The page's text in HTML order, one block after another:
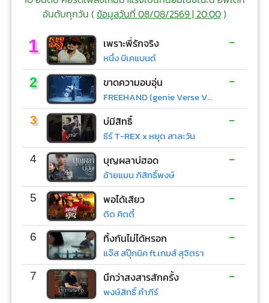
อันดับทุกวัน (ข้อมูลวันที่ 08/08/2569 | 20:00)
1 เพราะพี่รักจริง
หนึ่ง บีเคแบนด์
-
2 ขาดความอบอุ่น
FREEHAND (genie Verse Vol.1)
-
3 บ่มีสิทธิ์
ธีร์ T-REX x หยุด สาละวัน
-
4 บุญผลาบ่ฮอด
อ้ายแมน ภิสิทธิ์พงษ์
-
5 พอได้เสียว
ดิด คิตตี้
-
6 ทิ้งกันไม่ได้หรอก
แจ๊ส สปุ๊กนิค ft.เกมส์ สุจิตรา
-
7 นึกว่าสงสารสักครั้ง
พงษ์สิทธิ์ คำภีร์
-